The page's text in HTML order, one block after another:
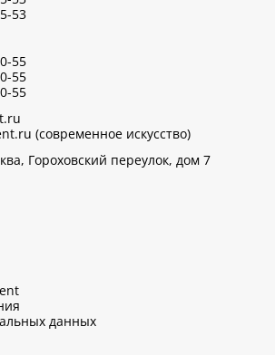
53
55
55
55
(современное искусство)
Гороховский переулок, дом 7
данных